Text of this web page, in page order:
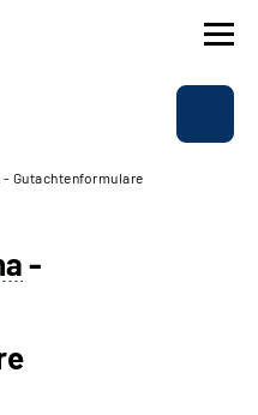
Gutachtenformulare
-